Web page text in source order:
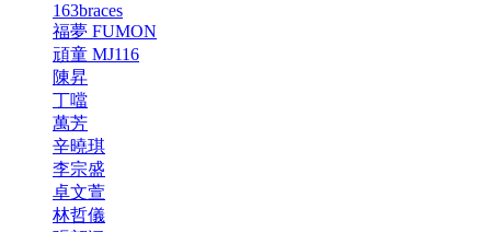
163braces
福夢 FUMON
頑童 MJ116
陳昇
丁噹
萬芳
辛曉琪
李宗盛
卓文萱
林哲儀